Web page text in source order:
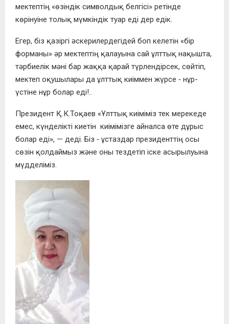
мектептің «өзіндік символдық белгісі» ретінде
көрінуіне толық мүмкіндік туар еді дер едік.
Егер, біз қазіргі әскерилердегідей боп келетін «бір
форманы» әр мектептің қалауына сай ұлттық нақышта,
тәрбиелік мәні бар жаққа қарай түрлендірсек, сөйтіп,
мектеп оқушылары да ұлттық киіммен жүрсе ‑ нұр-
үстіне нұр болар еді!..
Президент Қ.К.Тоқаев «Ұлттық киіміміз тек мерекеде
емес, күнделікті киетін киімімізге айналса өте дұрыс
болар еді», — деді. Біз ‑ ұстаздар президенттің осы
сөзін қолдаймыз және оны тездетіп іске асырылуына
мүдделіміз.